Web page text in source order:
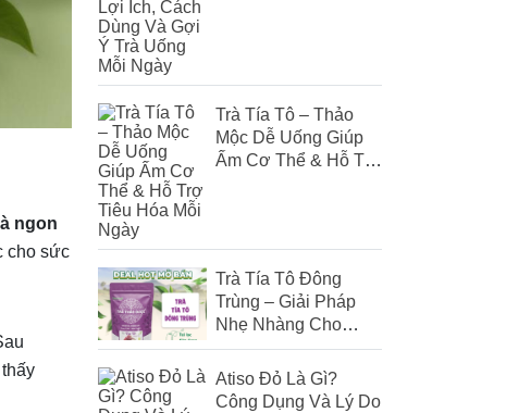
ngon
cho sức
Trà Tía Tô – Thảo
Mộc Dễ Uống Giúp
Ấm Cơ Thể & Hỗ Trợ
Trà Tía Tô Đông
Trùng – Giải Pháp
Nhẹ Nhàng Cho
Người Hay Mệt, Cảm
Gió
Atiso Đỏ Là Gì?
Công Dụng Và Lý Do